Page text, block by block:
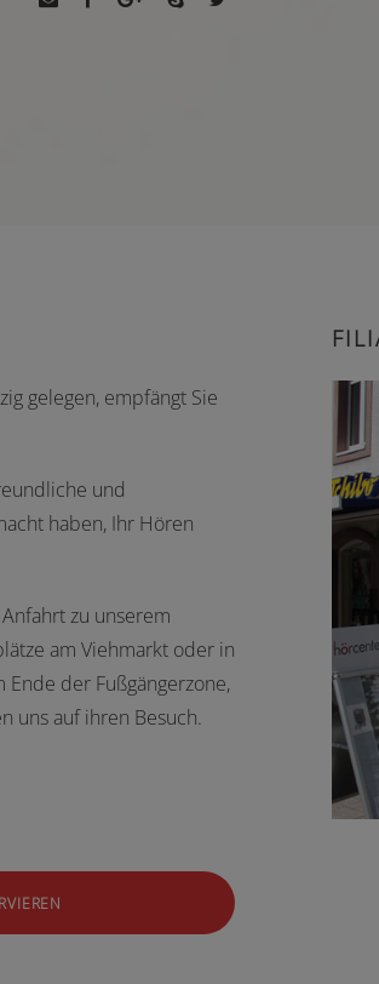
gelegen, empfängt Sie
und
haben, Ihr Hören
zu unserem
am Viehmarkt oder in
Ende der Fußgängerzone,
uns auf ihren Besuch.